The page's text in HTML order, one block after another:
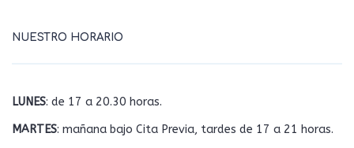
NUESTRO HORARIO
LUNES: de 17 a 20.30 horas.
MARTES: mañana bajo Cita Previa, tardes de 17 a 21 horas.